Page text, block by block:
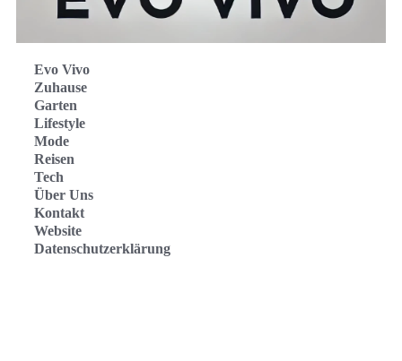
Evo Vivo
Zuhause
Garten
Lifestyle
Mode
Reisen
Tech
Über Uns
Kontakt
Website
Datenschutzerklärung